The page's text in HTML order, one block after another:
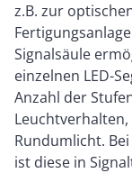
z.B. zur
Signalsäule
einzelnen LED-
Anzahl der
Leuchtverhalten,
Rundumlicht.
ist diese in